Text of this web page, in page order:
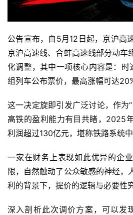
公告宣布，自5月12日起，京沪高
京沪高速线、合蚌高速线部分动车
化调整，其中一项核心内容是：
组列车公布票价，最高涨幅可达20%
这一决定旋即引发广泛讨论，作为
高铁的盈利能力有目共睹，2025
利润超过130亿元，堪称铁路系统中
一家在财务上表现如此优异的企
限，自然触动了公众敏感的神经，
利的背景下，提价的逻辑与必要性
深入剖析此次调价方案，可以发